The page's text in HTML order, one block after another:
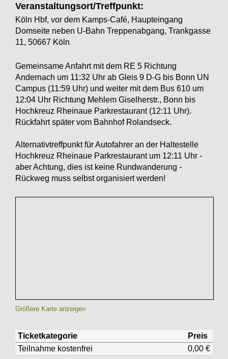
Veranstaltungsort/Treffpunkt:
Köln Hbf, vor dem Kamps-Café, Haupteingang
Domseite neben U-Bahn Treppenabgang, Trankgasse
11, 50667 Köln
Gemeinsame Anfahrt mit dem RE 5 Richtung
Andernach um 11:32 Uhr ab Gleis 9 D-G bis Bonn UN
Campus (11:59 Uhr) und weiter mit dem Bus 610 um
12:04 Uhr Richtung Mehlem Giselherstr., Bonn bis
Hochkreuz Rheinaue Parkrestaurant (12:11 Uhr).
Rückfahrt später vom Bahnhof Rolandseck.
Alternativtreffpunkt für Autofahrer an der Haltestelle
Hochkreuz Rheinaue Parkrestaurant um 12:11 Uhr -
aber Achtung, dies ist keine Rundwanderung -
Rückweg muss selbst organisiert werden!
Größere Karte anzeigen
Ticketkategorie
Preis
Teilnahme kostenfrei
0,00 €